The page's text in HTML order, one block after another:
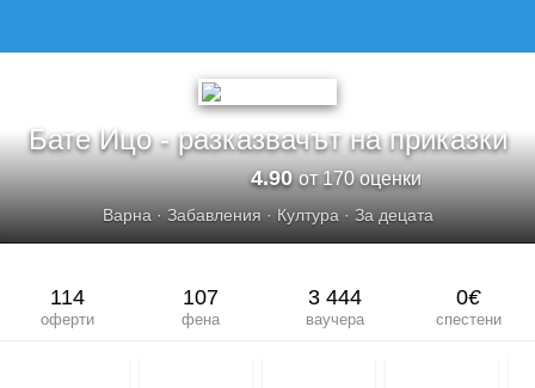
Бате Ицо - разказвачът на приказки
4.90от 170 оценки
Варна· Забавления· Култура· За децата
114
оферти
107
фена
3 444
ваучера
0€
спестени